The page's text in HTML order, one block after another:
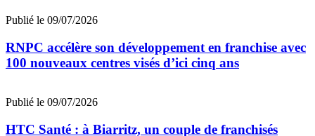
Publié le 09/07/2026
RNPC accélère son développement en franchise avec
100 nouveaux centres visés d’ici cinq ans
Publié le 09/07/2026
HTC Santé : à Biarritz, un couple de franchisés